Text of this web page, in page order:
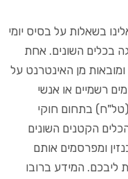
בשאלות על בסיס יומי
בכלים השונים. אחת
מן האינטרנט על
רשמיים או אנשי
בתחום חוקי
הקטנים השונים
ומפרסמים אותם
ליבכם. המידע ברובו